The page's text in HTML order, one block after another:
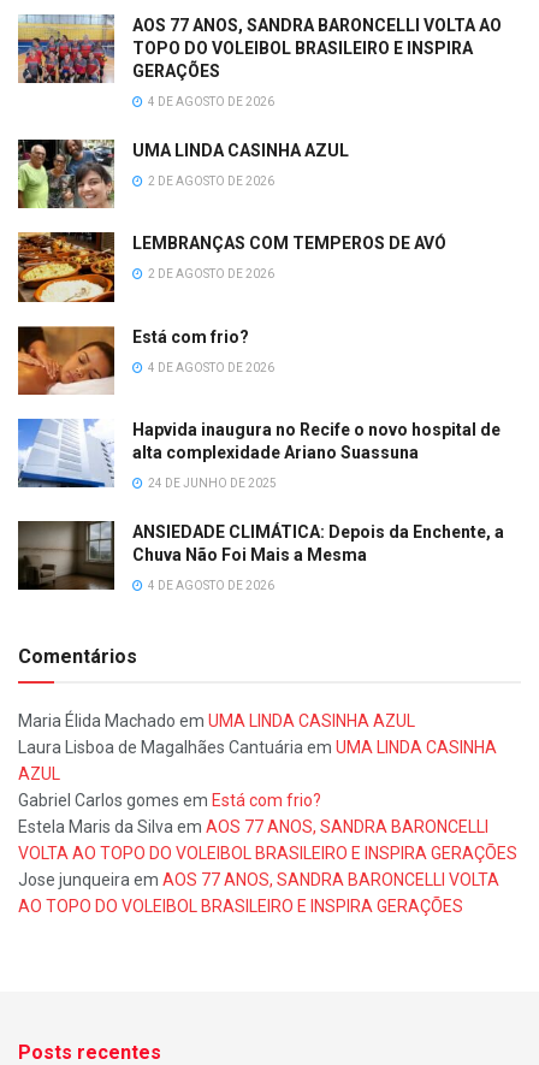
AOS 77 ANOS, SANDRA BARONCELLI VOLTA AO
TOPO DO VOLEIBOL BRASILEIRO E INSPIRA
GERAÇÕES
4 DE AGOSTO DE 2026
UMA LINDA CASINHA AZUL
2 DE AGOSTO DE 2026
LEMBRANÇAS COM TEMPEROS DE AVÓ
2 DE AGOSTO DE 2026
Está com frio?
4 DE AGOSTO DE 2026
Hapvida inaugura no Recife o novo hospital de
alta complexidade Ariano Suassuna
24 DE JUNHO DE 2025
ANSIEDADE CLIMÁTICA: Depois da Enchente, a
Chuva Não Foi Mais a Mesma
4 DE AGOSTO DE 2026
Comentários
Maria Élida Machado em UMA LINDA CASINHA AZUL
Laura Lisboa de Magalhães Cantuária em UMA LINDA CASINHA
AZUL
Gabriel Carlos gomes em Está com frio?
Estela Maris da Silva em AOS 77 ANOS, SANDRA BARONCELLI
VOLTA AO TOPO DO VOLEIBOL BRASILEIRO E INSPIRA GERAÇÕES
Jose junqueira em AOS 77 ANOS, SANDRA BARONCELLI VOLTA
AO TOPO DO VOLEIBOL BRASILEIRO E INSPIRA GERAÇÕES
Posts recentes